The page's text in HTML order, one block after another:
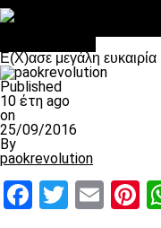
Ε(Χ)ασε μεγάλη ευκαιρία
Published
10 έτη ago
on
25/09/2016
By
paokrevolution
Facebook
Twitter